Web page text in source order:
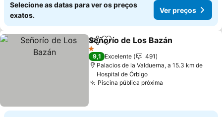
Selecione as datas para ver os preços
exatos.
Ver preços
PartilharAdicionar aos favoritos
Señorío de Los Bazán
1 Estrelas
9,1 Excelente
491
Palacios de la Valduerna, a 15.3 km de
Hospital de Órbigo
Piscina pública próxima